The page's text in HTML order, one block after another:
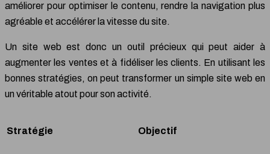
améliorer pour optimiser le contenu, rendre la navigation plus
agréable et accélérer la vitesse du site.
Un site web est donc un outil précieux qui peut aider à
augmenter les ventes et à fidéliser les clients. En utilisant les
bonnes stratégies, on peut transformer un simple site web en
un véritable atout pour son activité.
Stratégie Objectif